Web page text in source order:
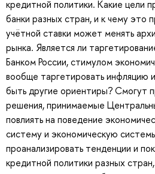
кредитной политики. Какие цели
банки разных стран, и к чему это
учётной ставки может менять
рынка. Является ли
Банком России, стимулом
вообще таргетировать инфляцию
быть другие ориентиры? Смогут
решения, принимаемые
повлиять на поведение
систему и экономическую
проанализировать тенденции и
кредитной политики разных